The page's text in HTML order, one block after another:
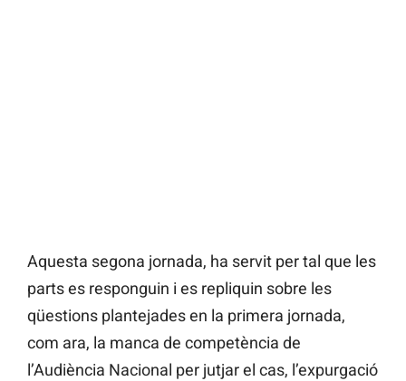
Aquesta segona jornada, ha servit per tal que les
parts es responguin i es repliquin sobre les
qüestions plantejades en la primera jornada,
com ara, la manca de competència de
l’Audiència Nacional per jutjar el cas, l’expurgació